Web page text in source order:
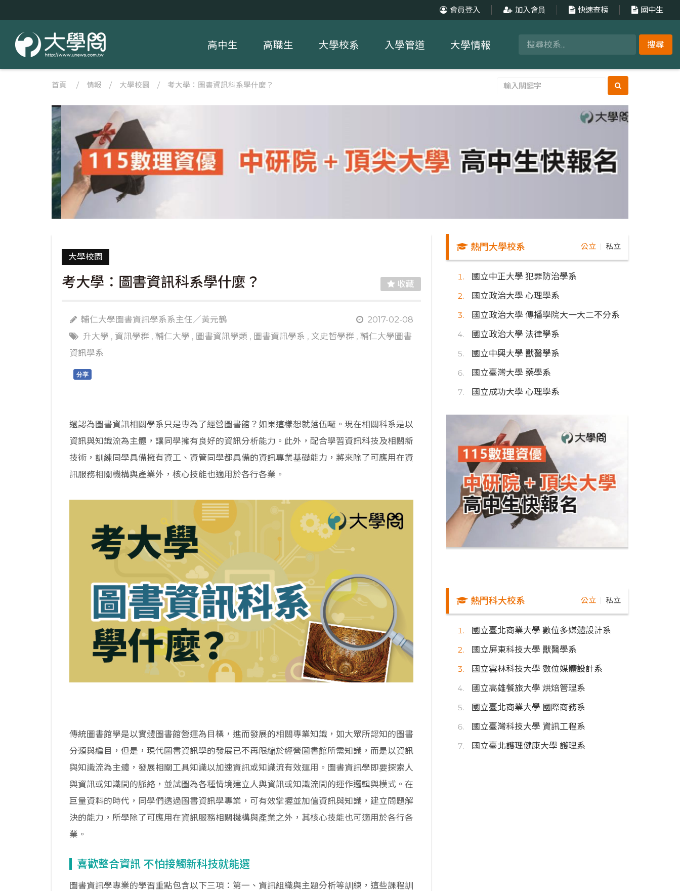
會員登入 加入會員 快速查榜 國中生
搜尋
高中生 高職生 大學校系 入學管道 大學情報
首頁 / 情報 / 大學校園 / 考大學：圖書資訊科系學什麼？
大學校園
考大學：圖書資訊科系學什麼？ 收藏
輔仁大學圖書資訊學系系主任／黃元鶴
2017-02-08
升大學 , 資訊學群 , 輔仁大學 , 圖書資訊學類 , 圖書資訊學系 , 文史哲學群 , 輔仁大學圖書
資訊學系
分享
還認為圖書資訊相關學系只是專為了經營圖書館？如果這樣想就落伍囉。現在相關科系是以
資訊與知識流為主體，讓同學擁有良好的資訊分析能力。此外，配合學習資訊科技及相關新
技術，訓練同學具備擁有資工、資管同學都具備的資訊專業基礎能力，將來除了可應用在資
訊服務相關機構與產業外，核心技能也適用於各行各業。
傳統圖書館學是以實體圖書館營運為目標，進而發展的相關專業知識，如大眾所認知的圖書
分類與編目，但是，現代圖書資訊學的發展已不再限縮於經營圖書館所需知識，而是以資訊
與知識流為主體，發展相關工具知識以加速資訊或知識流有效運用。圖書資訊學即要探索人
與資訊或知識間的脈絡，並試圖為各種情境建立人與資訊或知識流間的運作邏輯與模式。在
巨量資料的時代，同學們透過圖書資訊學專業，可有效掌握並加值資訊與知識，建立問題解
決的能力，所學除了可應用在資訊服務相關機構與產業之外，其核心技能也可適用於各行各
業。
喜歡整合資訊 不怕接觸新科技就能選
圖書資訊學專業的學習重點包含以下三項：第一、資訊組織與主題分析等訓練，這些課程訓
熱門大學校系 公立 私立
國立中正大學 犯罪防治學系
國立政治大學 心理學系
國立政治大學 傳播學院大一大二不分系
國立政治大學 法律學系
國立中興大學 獸醫學系
國立臺灣大學 藥學系
國立成功大學 心理學系
熱門科大校系 公立 私立
國立臺北商業大學 數位多媒體設計系
國立屏東科技大學 獸醫學系
國立雲林科技大學 數位媒體設計系
國立高雄餐旅大學 烘焙管理系
國立臺北商業大學 國際商務系
國立臺灣科技大學 資訊工程系
國立臺北護理健康大學 護理系